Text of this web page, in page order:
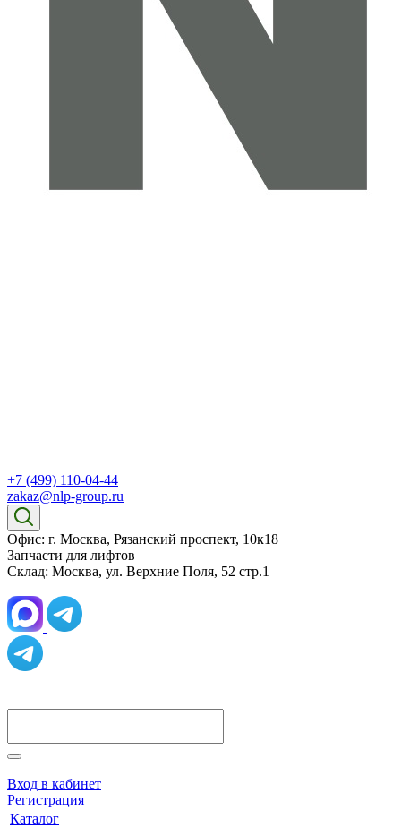
+7 (499) 110-04-44
zakaz@nlp-group.ru
Офис: г. Москва, Рязанский проспект, 10к18
Запчасти для лифтов
Склад: Москва, ул. Верхние Поля, 52 стр.1
Вход в кабинет
Регистрация
Каталог